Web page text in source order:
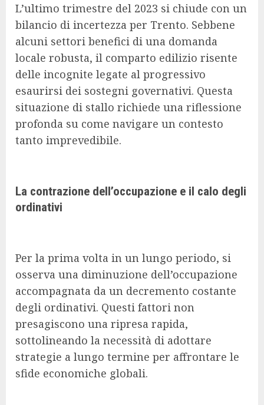
L’ultimo trimestre del 2023 si chiude con un
bilancio di incertezza per Trento. Sebbene
alcuni settori benefici di una domanda
locale robusta, il comparto edilizio risente
delle incognite legate al progressivo
esaurirsi dei sostegni governativi. Questa
situazione di stallo richiede una riflessione
profonda su come navigare un contesto
tanto imprevedibile.
La contrazione dell’occupazione e il calo degli
ordinativi
Per la prima volta in un lungo periodo, si
osserva una diminuzione dell’occupazione
accompagnata da un decremento costante
degli ordinativi. Questi fattori non
presagiscono una ripresa rapida,
sottolineando la necessità di adottare
strategie a lungo termine per affrontare le
sfide economiche globali.